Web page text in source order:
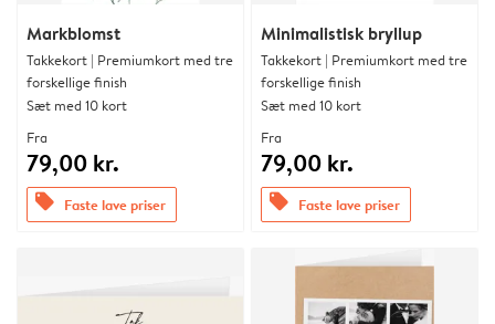
Markblomst
Takkekort | Premiumkort med tre
forskellige finish
Sæt med 10 kort
Fra
79,00 kr.
offers Faste lave priser
Minimalistisk bryllup
Takkekort | Premiumkort med tre
forskellige finish
Sæt med 10 kort
Fra
79,00 kr.
offers Faste lave priser